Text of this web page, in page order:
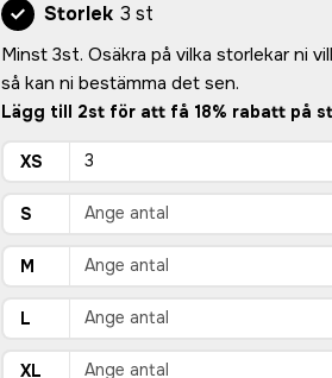
Storlek 3 st
Minst 3st. Osäkra på vilka storlekar ni
så kan ni bestämma det sen.
Lägg till 2st för att få 18% rabatt på
XS
S
M
L
XL